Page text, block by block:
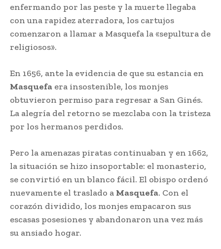
enfermando por las peste y la muerte llegaba
con una rapidez aterradora, los cartujos
comenzaron a llamar a Masquefa la «sepultura de
religiosos».
En 1656, ante la evidencia de que su estancia en
Masquefa era insostenible, los monjes
obtuvieron permiso para regresar a San Ginés.
La alegría del retorno se mezclaba con la tristeza
por los hermanos perdidos.
Pero la amenazas piratas continuaban y en 1662,
la situación se hizo insoportable: el monasterio,
se convirtió en un blanco fácil. El obispo ordenó
nuevamente el traslado a Masquefa. Con el
corazón dividido, los monjes empacaron sus
escasas posesiones y abandonaron una vez más
su ansiado hogar.